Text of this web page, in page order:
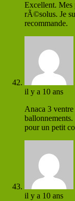
Excellent. Mes
rÃ©solus. Je
recommande.
il y a 10 ans
Anaca 3
pour un petit
il y a 10 ans